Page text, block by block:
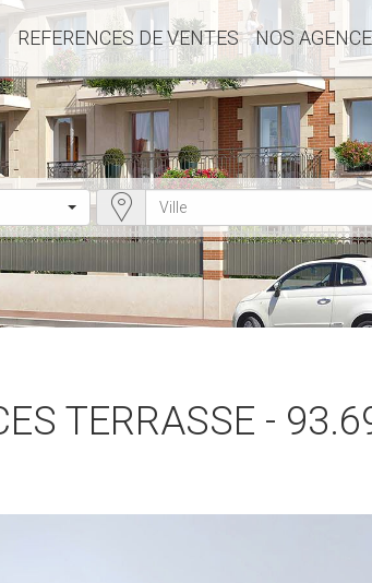
REFERENCES DE VENTES NOS
TERRASSE -